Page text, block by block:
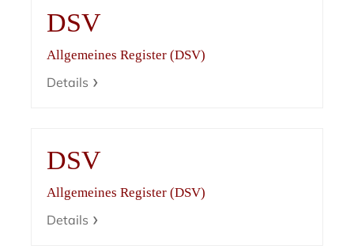
DSV
Allgemeines Register (DSV)
Details
DSV
Allgemeines Register (DSV)
Details